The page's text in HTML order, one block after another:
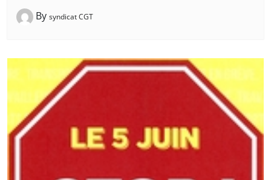
By syndicat CGT